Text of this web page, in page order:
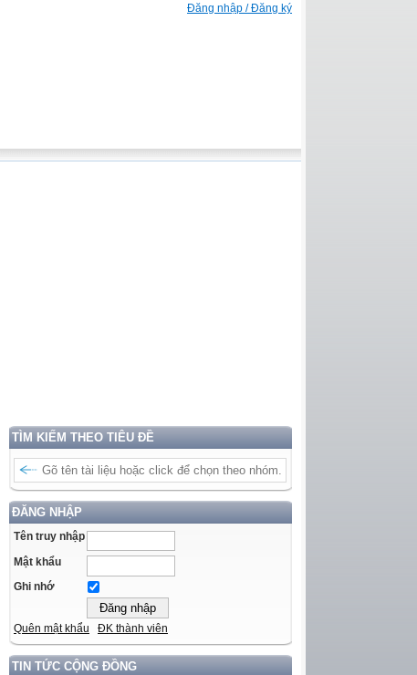
Đăng nhập / Đăng ký
TÌM KIẾM THEO TIÊU ĐỀ
ĐĂNG NHẬP
Tên truy nhập
Mật khẩu
Ghi nhớ
Quên mật khẩu ĐK thành viên
TIN TỨC CỘNG ĐỒNG